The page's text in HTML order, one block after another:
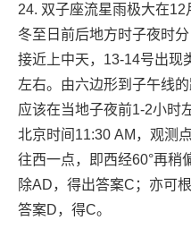
24. 双子座流星雨极大在
冬至日前后地方时子夜时
接近上中天，13-14号出现
左右。由六边形到子午线
应该在当地子夜前1-2小时
北京时间11:30 AM，观测
往西一点，即西经60°再稍
除AD，得出答案C；亦可
答案D，得C。